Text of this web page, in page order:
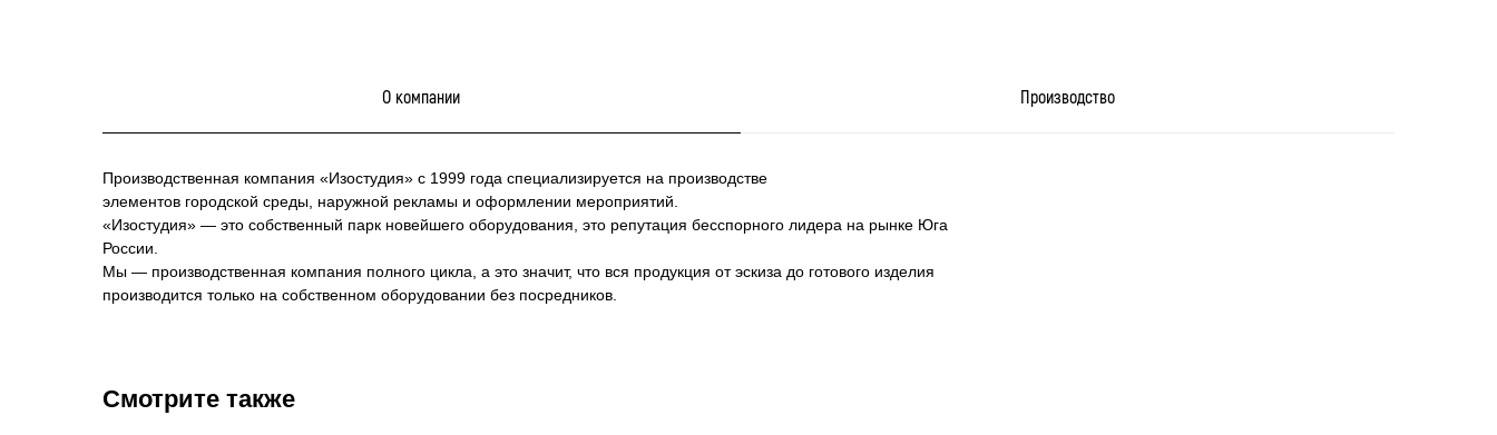
О компании Производство
Производственная компания «Изостудия» с 1999 года специализируется на производстве
элементов городской среды, наружной рекламы и оформлении мероприятий.
«Изостудия» — это собственный парк новейшего оборудования, это репутация бесспорного лидера на рынке Юга
России.
Мы — производственная компания полного цикла, а это значит, что вся продукция от эскиза до готового изделия
производится только на собственном оборудовании без посредников.
Смотрите также